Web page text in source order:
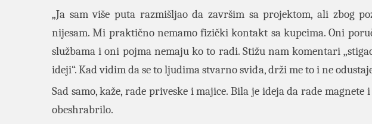
„Ja sam više puta razmišljao da završim sa projektom, ali zbog
nijesam. Mi praktično nemamo fizički kontakt sa kupcima. Oni
službama i oni pojma nemaju ko to radi. Stižu nam komentari
ideji“. Kad vidim da se to ljudima stvarno sviđa, drži me to i ne
Sad samo, kaže, rade priveske i majice. Bila je ideja da rade
obeshrabrilo.